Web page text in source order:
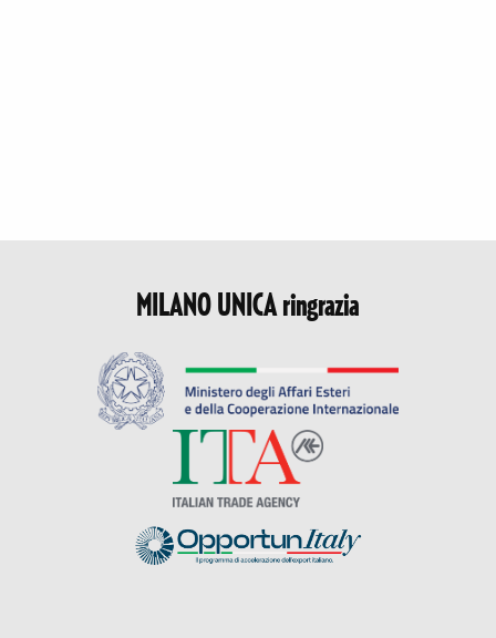
MILANO UNICA ringrazia